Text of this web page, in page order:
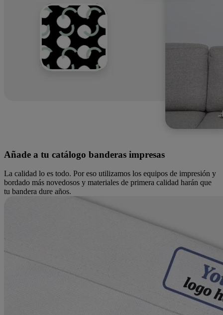
Añade a tu catálogo banderas impresas
La calidad lo es todo. Por eso utilizamos los equipos de impresión y
bordado más novedosos y materiales de primera calidad harán que
tu bandera dure años.